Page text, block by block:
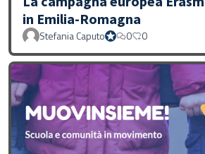
in Emilia-Romagna
Stefania CaputoProprio Stefania
0 0